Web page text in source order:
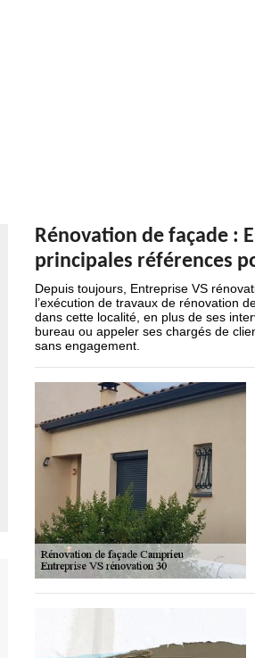
Rénovation de façade :
principales références
Depuis toujours, Entreprise VS
l’exécution de travaux de rénovation
dans cette localité, en plus de ses
bureau ou appeler ses chargés de
sans engagement.